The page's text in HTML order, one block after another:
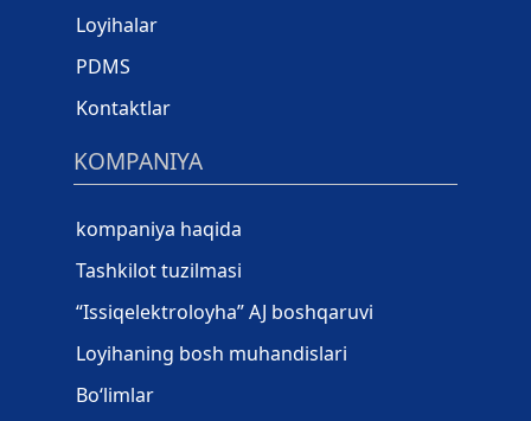
Loyihalar
PDMS
Kontaktlar
KOMPANIYA
kompaniya haqida
Tashkilot tuzilmasi
“Issiqelektroloyha” AJ boshqaruvi
Loyihaning bosh muhandislari
Bo‘limlar